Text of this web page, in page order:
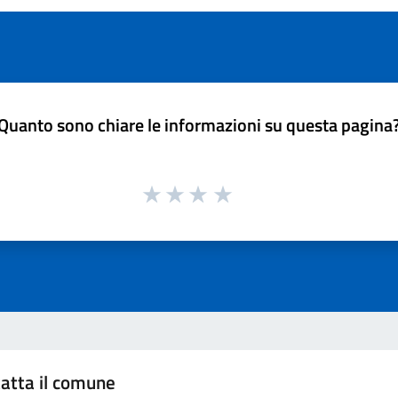
sono chiare le informazioni su questa
il comune